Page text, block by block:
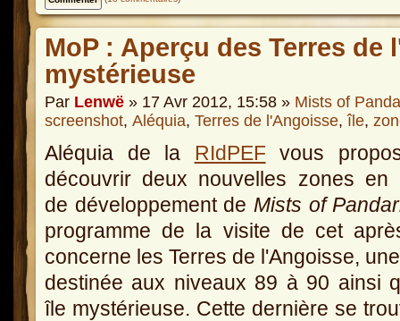
MoP : Aperçu des Terres
mystérieuse
Par Lenwë » 17 Avr 2012, 15:58 » Mists of
screenshot, Aléquia, Terres de l'Angoisse,île,
Aléquia de la RIdPEFvous
découvrir deux nouvelles zones en
de développement de Mists of
programme de la visite de cet
concerne les Terres de l'Angoisse,
destinée aux niveaux 89 à 90 ainsi
île mystérieuse. Cette dernière se